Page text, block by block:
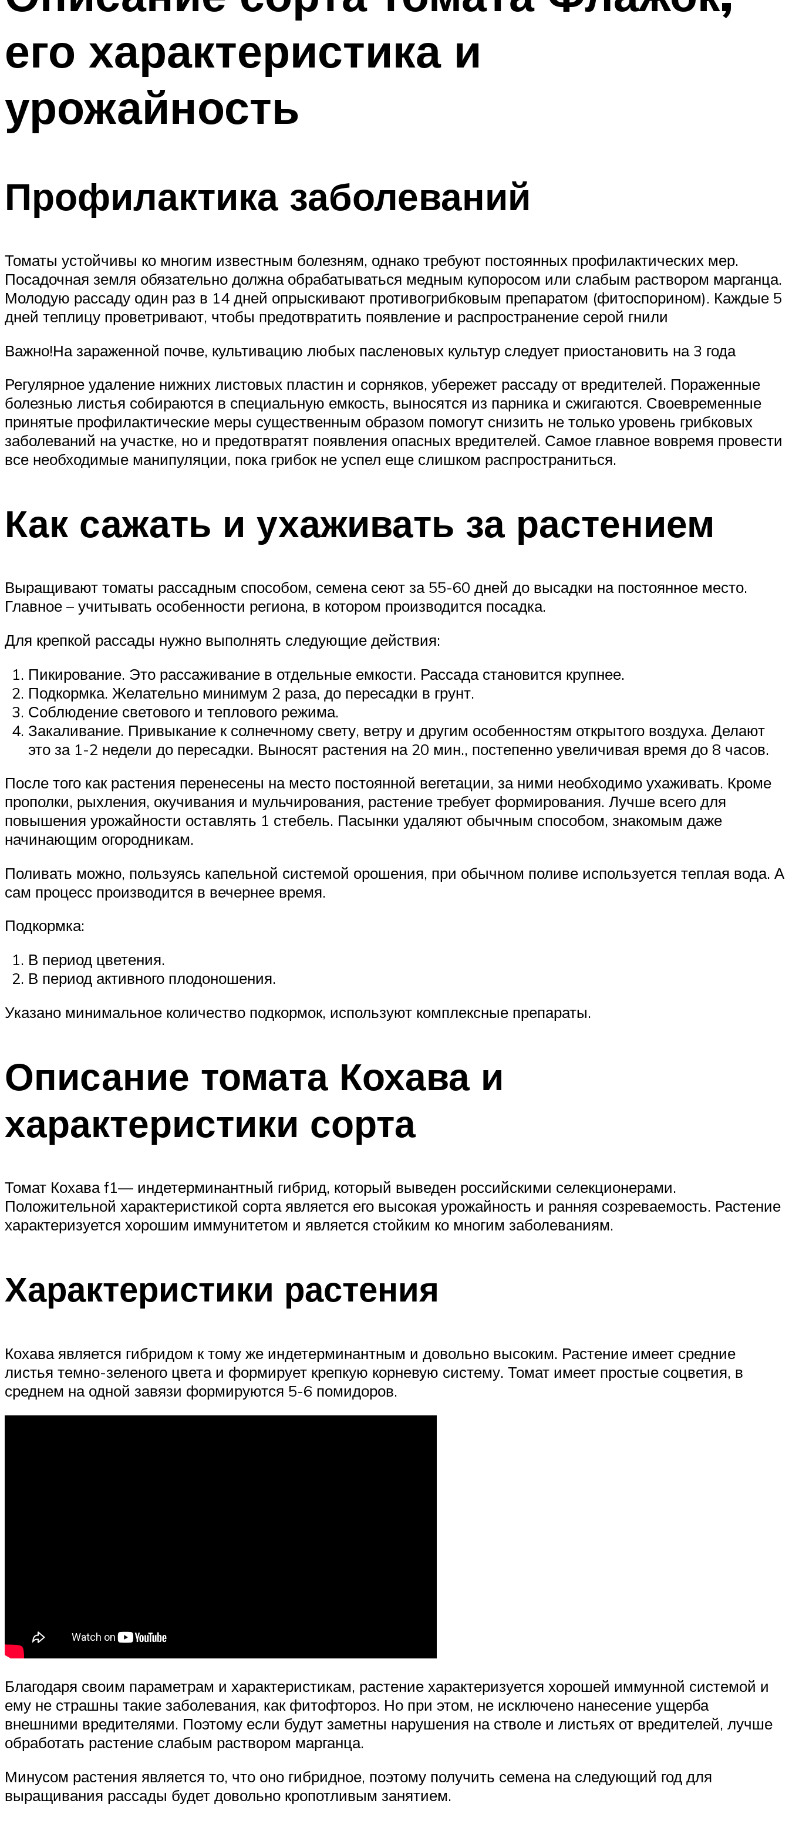
его характеристика и
урожайность
Профилактика заболеваний
Томаты устойчивы ко многим известным болезням, однако требуют постоянных профилактических мер.
Посадочная земля обязательно должна обрабатываться медным купоросом или слабым раствором марганца.
Молодую рассаду один раз в 14 дней опрыскивают противогрибковым препаратом (фитоспорином). Каждые 5
дней теплицу проветривают, чтобы предотвратить появление и распространение серой гнили
Важно!На зараженной почве, культивацию любых пасленовых культур следует приостановить на 3 года
Регулярное удаление нижних листовых пластин и сорняков, убережет рассаду от вредителей. Пораженные
болезнью листья собираются в специальную емкость, выносятся из парника и сжигаются. Своевременные
принятые профилактические меры существенным образом помогут снизить не только уровень грибковых
заболеваний на участке, но и предотвратят появления опасных вредителей. Самое главное вовремя провести
все необходимые манипуляции, пока грибок не успел еще слишком распространиться.
Как сажать и ухаживать за растением
Выращивают томаты рассадным способом, семена сеют за 55-60 дней до высадки на постоянное место.
Главное – учитывать особенности региона, в котором производится посадка.
Для крепкой рассады нужно выполнять следующие действия:
Пикирование. Это рассаживание в отдельные емкости. Рассада становится крупнее.
Подкормка. Желательно минимум 2 раза, до пересадки в грунт.
Соблюдение светового и теплового режима.
Закаливание. Привыкание к солнечному свету, ветру и другим особенностям открытого воздуха. Делают
это за 1-2 недели до пересадки. Выносят растения на 20 мин., постепенно увеличивая время до 8 часов.
После того как растения перенесены на место постоянной вегетации, за ними необходимо ухаживать. Кроме
прополки, рыхления, окучивания и мульчирования, растение требует формирования. Лучше всего для
повышения урожайности оставлять 1 стебель. Пасынки удаляют обычным способом, знакомым даже
начинающим огородникам.
Поливать можно, пользуясь капельной системой орошения, при обычном поливе используется теплая вода. А
сам процесс производится в вечернее время.
Подкормка:
В период цветения.
В период активного плодоношения.
Указано минимальное количество подкормок, используют комплексные препараты.
Описание томата Кохава и
характеристики сорта
Томат Кохава f1— индетерминантный гибрид, который выведен российскими селекционерами.
Положительной характеристикой сорта является его высокая урожайность и ранняя созреваемость. Растение
характеризуется хорошим иммунитетом и является стойким ко многим заболеваниям.
Характеристики растения
Кохава является гибридом к тому же индетерминантным и довольно высоким. Растение имеет средние
листья темно-зеленого цвета и формирует крепкую корневую систему. Томат имеет простые соцветия, в
среднем на одной завязи формируются 5-6 помидоров.
Благодаря своим параметрам и характеристикам, растение характеризуется хорошей иммунной системой и
ему не страшны такие заболевания, как фитофтороз. Но при этом, не исключено нанесение ущерба
внешними вредителями. Поэтому если будут заметны нарушения на стволе и листьях от вредителей, лучше
обработать растение слабым раствором марганца.
Минусом растения является то, что оно гибридное, поэтому получить семена на следующий год для
выращивания рассады будет довольно кропотливым занятием.